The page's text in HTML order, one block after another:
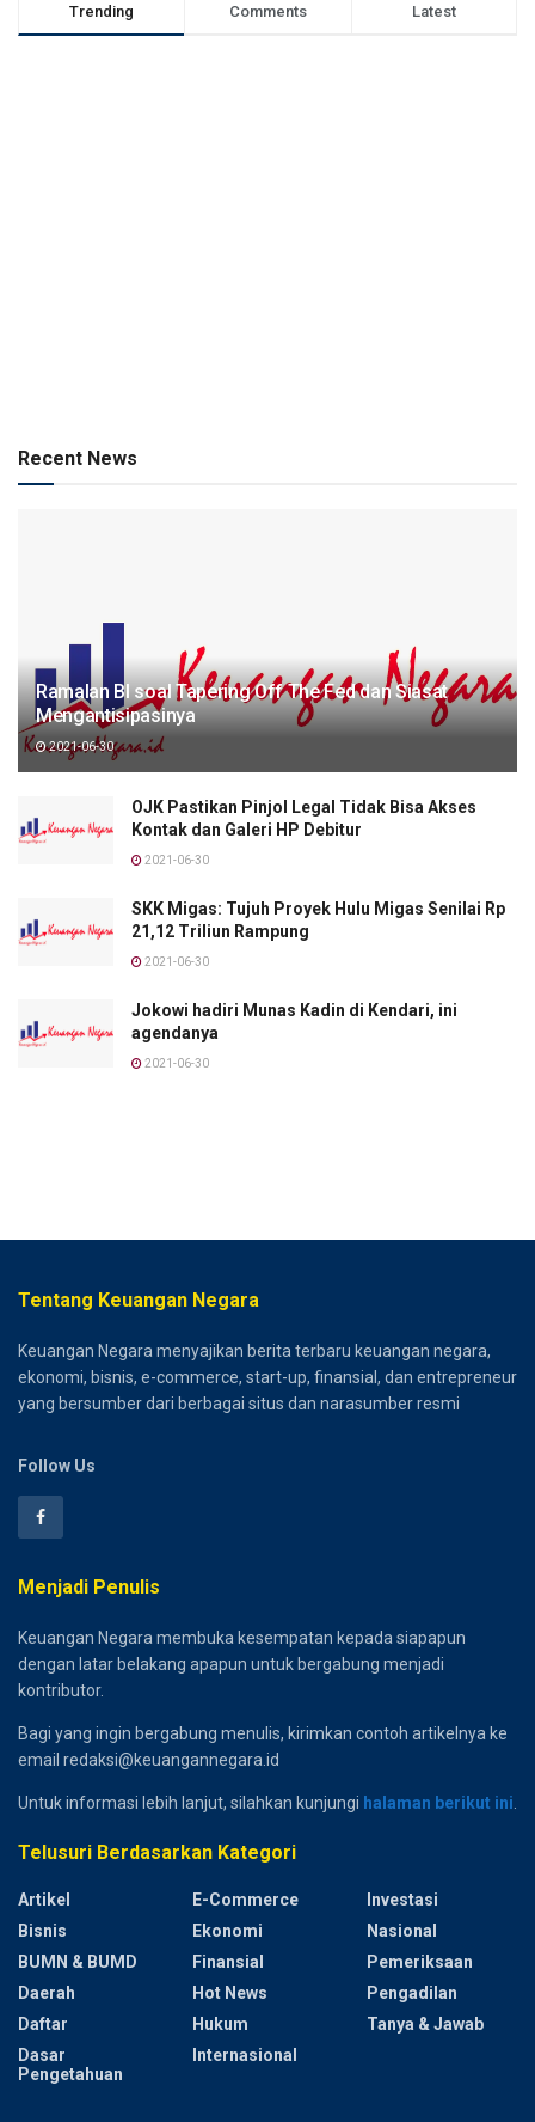
Trending Comments Latest
Recent News
Ramalan BI soal Tapering Off The Fed dan Siasat
Mengantisipasinya
2021-06-30
OJK Pastikan Pinjol Legal Tidak Bisa Akses
Kontak dan Galeri HP Debitur
2021-06-30
SKK Migas: Tujuh Proyek Hulu Migas Senilai Rp
21,12 Triliun Rampung
2021-06-30
Jokowi hadiri Munas Kadin di Kendari, ini
agendanya
2021-06-30
Tentang Keuangan Negara
Keuangan Negara menyajikan berita terbaru keuangan negara,
ekonomi, bisnis, e-commerce, start-up, finansial, dan entrepreneur
yang bersumber dari berbagai situs dan narasumber resmi
Follow Us
Menjadi Penulis
Keuangan Negara membuka kesempatan kepada siapapun
dengan latar belakang apapun untuk bergabung menjadi
kontributor.
Bagi yang ingin bergabung menulis, kirimkan contoh artikelnya ke
email redaksi@keuangannegara.id
Untuk informasi lebih lanjut, silahkan kunjungi halaman berikut ini
Telusuri Berdasarkan Kategori
Artikel
Bisnis
BUMN & BUMD
Daerah
Daftar
Dasar
Pengetahuan
E-Commerce
Ekonomi
Finansial
Hot News
Hukum
Internasional
Investasi
Nasional
Pemeriksaan
Pengadilan
Tanya & Jawab